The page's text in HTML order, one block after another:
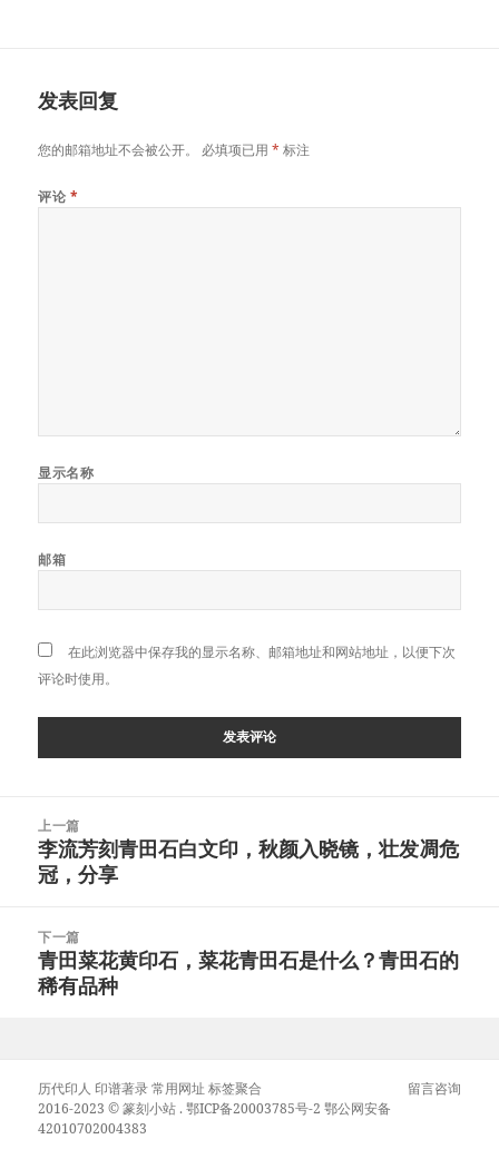
发表回复
您的邮箱地址不会被公开。 必填项已用* 标注
评论 *
显示名称
邮箱
在此浏览器中保存我的显示名称、邮箱地址和网站地址，以便下次
评论时使用。
上一篇
上
篇
章：
李流芳刻青田石白文印，秋颜入晓镜，壮发凋危
冠，分享
下一篇
下
篇
青田菜花黄印石，菜花青田石是什么？青田石的
稀有品种
历代印人 印谱著录 常用网址 标签聚合
留言咨询
2016-2023 ©篆刻小站 .鄂ICP备20003785号-2 鄂公网安备
42010702004383